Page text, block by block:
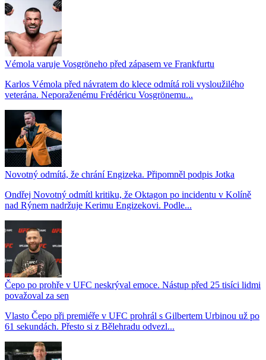
Vémola varuje Vosgröneho před zápasem ve Frankfurtu
Karlos Vémola před návratem do klece odmítá roli vysloužilého
veterána. Neporaženému Frédéricu Vosgrönemu...
Novotný odmítá, že chrání Engizeka. Připomněl podpis Jotka
Ondřej Novotný odmítl kritiku, že Oktagon po incidentu v Kolíně
nad Rýnem nadržuje Kerimu Engizekovi. Podle...
Čepo po prohře v UFC neskrýval emoce. Nástup před 25 tisíci lidmi
považoval za sen
Vlasto Čepo při premiéře v UFC prohrál s Gilbertem Urbinou už po
61 sekundách. Přesto si z Bělehradu odvezl...